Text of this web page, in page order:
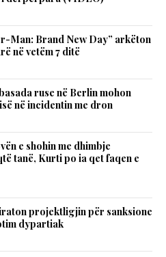
Man: Brand New Day” arkëton
në vetëm 7 ditë
ruse në Berlin mohon
në incidentin me dron
e shohin me dhimbje
tanë, Kurti po ia qet faqen e
projektligjin për sanksione
dypartiak